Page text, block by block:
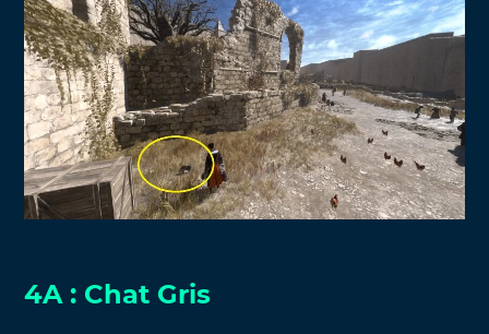
4A : Chat Gris